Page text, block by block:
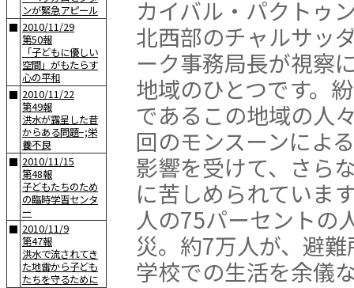
ンが緊急アピール
■ 2010/11/29
第50報
「子どもに優しい
空間」がもたらす
心の平和
■ 2010/11/22
第49報
洪水が露呈した昔
からある問題−;栄
養不良
■ 2010/11/15
第48報
子どもたちのため
の臨時学習センタ
ー
■ 2010/11/9
第47報
洪水で流されてき
た地雷から子ども
たちを守るために
カイバル・パクトゥ
北西部のチャルサッ
ーク事務局長が視察
地域のひとつです。
であるこの地域の人
回のモンスーンによ
影響を受けて、さら
に苦しめられていま
人の75パーセントの
災。約7万人が、避
学校での生活を余儀